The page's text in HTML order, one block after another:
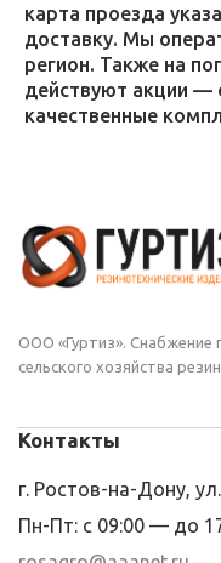
карта проезда
доставку. Мы
регион. Также на
действуют акции —
качественные
ООО «Гуртиз». Снабжение
сельского хозяйства
Контакты
г. Ростов-на-Дону,
Пн-Пт: с 09:00 — до